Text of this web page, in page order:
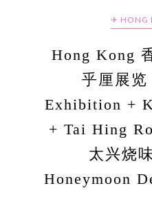
✈ HONG
Hong Kong
乎厘展览
Exhibition +
+ Tai Hing
太兴烧
Honeymoon